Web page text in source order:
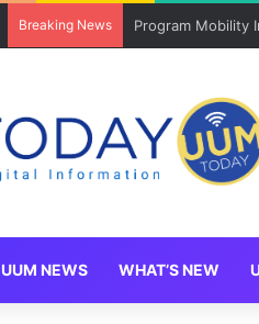
Breaking News Program Mobility
UUM NEWS WHAT’S NEW